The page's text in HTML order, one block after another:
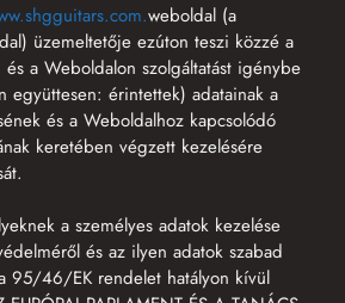
shgguitars.com.weboldal (a
üzemeltetője ezúton teszi közzé a
a Weboldalon szolgáltatást igénybe
együttesen: érintettek) adatainak a
és a Weboldalhoz kapcsolódó
keretében végzett kezelésére
a személyes adatok kezelése
és az ilyen adatok szabad
95/46/EK rendelet hatályon kívül